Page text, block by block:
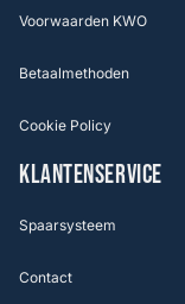
Voorwaarden KWO
Betaalmethoden
Cookie Policy
KLANTENSERVICE
Spaarsysteem
Contact